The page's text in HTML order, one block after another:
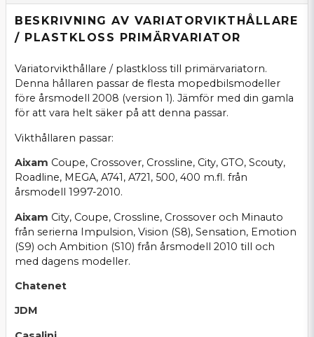
BESKRIVNING AV VARIATORVIKTHÅLLARE
/ PLASTKLOSS PRIMÄRVARIATOR
Variatorvikthållare / plastkloss till primärvariatorn.
Denna hållaren passar de flesta mopedbilsmodeller
före årsmodell 2008 (version 1). Jämför med din gamla
för att vara helt säker på att denna passar.
Vikthållaren passar:
Aixam Coupe, Crossover, Crossline, City, GTO, Scouty,
Roadline, MEGA, A741, A721, 500, 400 m.fl. från
årsmodell 1997-2010.
Aixam City, Coupe, Crossline, Crossover och Minauto
från serierna Impulsion, Vision (S8), Sensation, Emotion
(S9) och Ambition (S10) från årsmodell 2010 till och
med dagens modeller.
Chatenet
JDM